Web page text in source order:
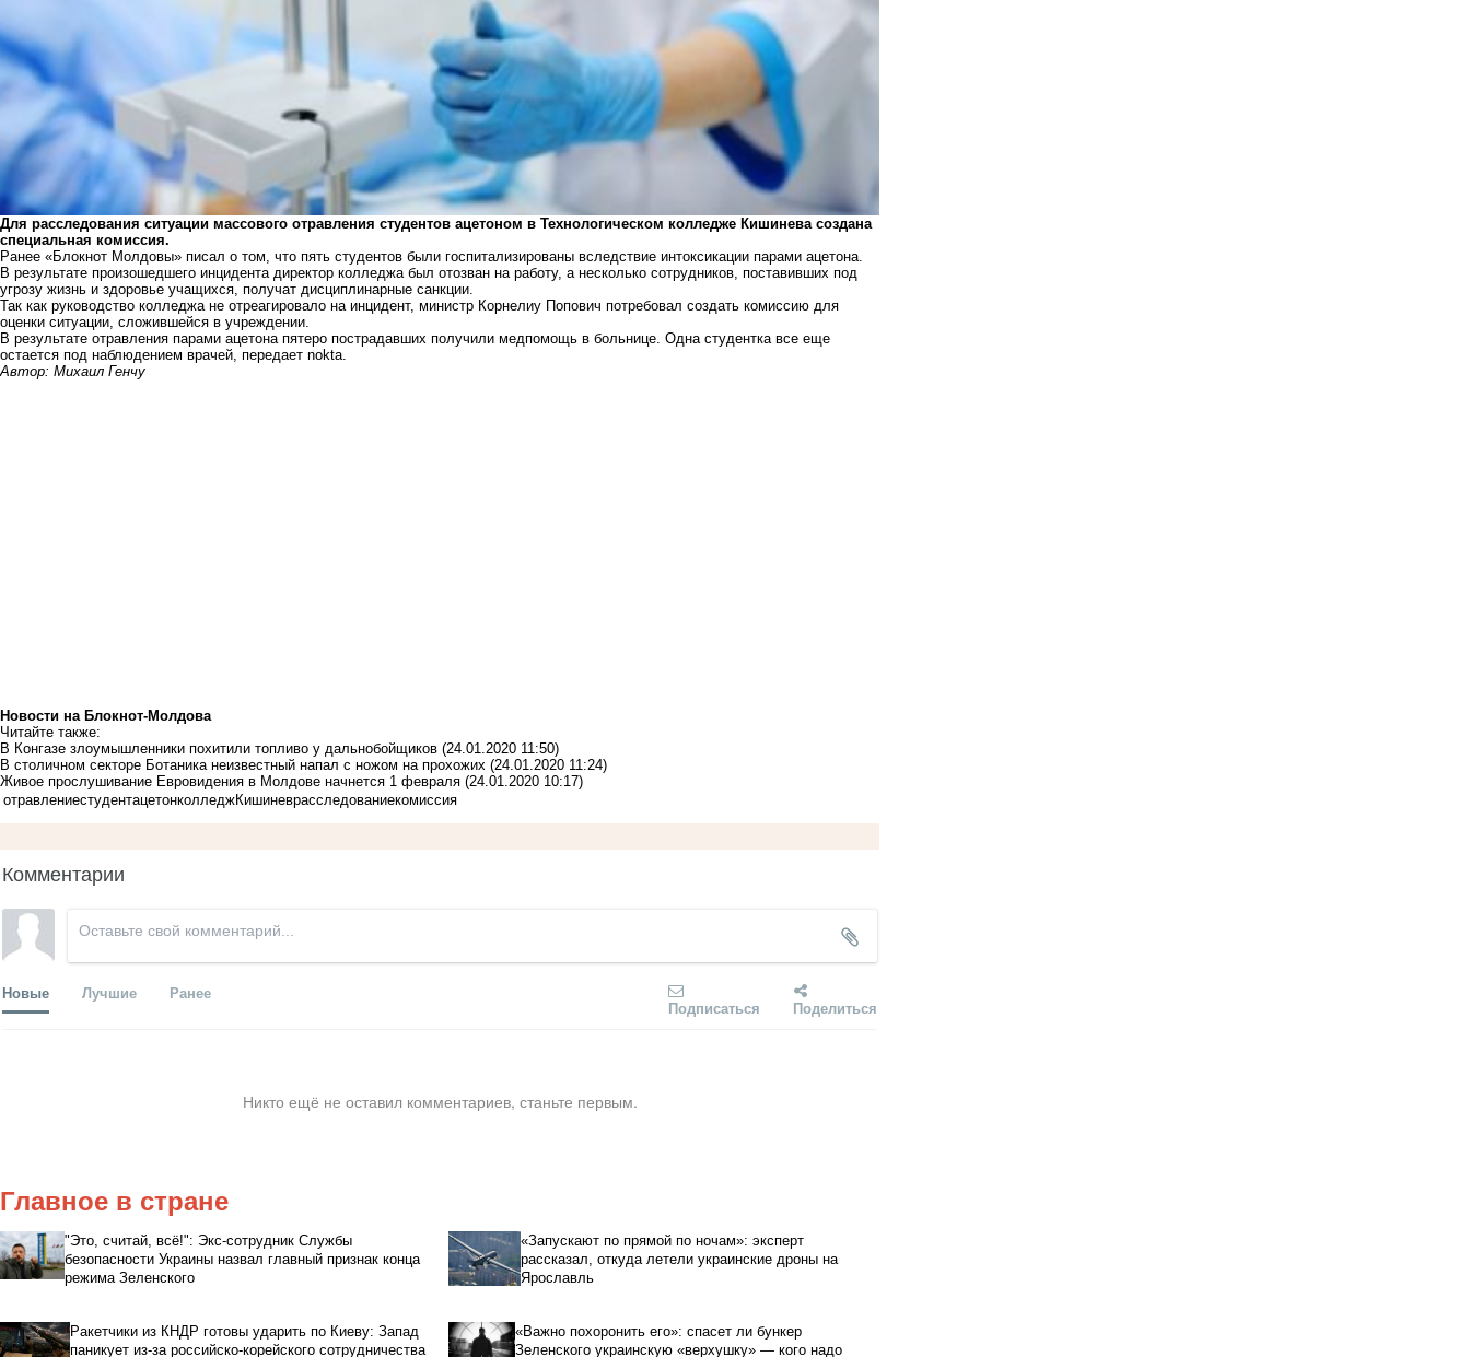
Для расследования ситуации массового отравления студентов ацетоном в Технологическом колледже Кишинева создана
специальная комиссия.
Ранее «Блокнот Молдовы» писал о том, что пять студентов были госпитализированы вследствие интоксикации парами ацетона.
В результате произошедшего инцидента директор колледжа был отозван на работу, а несколько сотрудников, поставивших под
угрозу жизнь и здоровье учащихся, получат дисциплинарные санкции.
Так как руководство колледжа не отреагировало на инцидент, министр Корнелиу Попович потребовал создать комиссию для
оценки ситуации, сложившейся в учреждении.
В результате отравления парами ацетона пятеро пострадавших получили медпомощь в больнице. Одна студентка все еще
остается под наблюдением врачей, передает nokta.
Автор: Михаил Генчу
Новости на Блoкнoт-Молдова
Читайте также:
В Конгазе злоумышленники похитили топливо у дальнобойщиков (24.01.2020 11:50)
В столичном секторе Ботаника неизвестный напал с ножом на прохожих (24.01.2020 11:24)
Живое прослушивание Евровидения в Молдове начнется 1 февраля (24.01.2020 10:17)
отравлениестудентацетонколледжКишиневрасследованиекомиссия
Комментарии
Новые Лучшие Ранее
Подписаться Поделиться
Никто ещё не оставил комментариев, станьте первым.
Главное в стране
"Это, считай, всё!": Экс-сотрудник Службы
безопасности Украины назвал главный признак конца
режима Зеленского
«Запускают по прямой по ночам»: эксперт
рассказал, откуда летели украинские дроны на
Ярославль
Ракетчики из КНДР готовы ударить по Киеву: Запад
паникует из-за российско-корейского сотрудничества
«Важно похоронить его»: спасет ли бункер
Зеленского украинскую «верхушку» — кого надо